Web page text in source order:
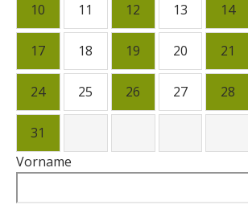
10 11 12 13 14
17 18 19 20 21
24 25 26 27 28
31
Vorname